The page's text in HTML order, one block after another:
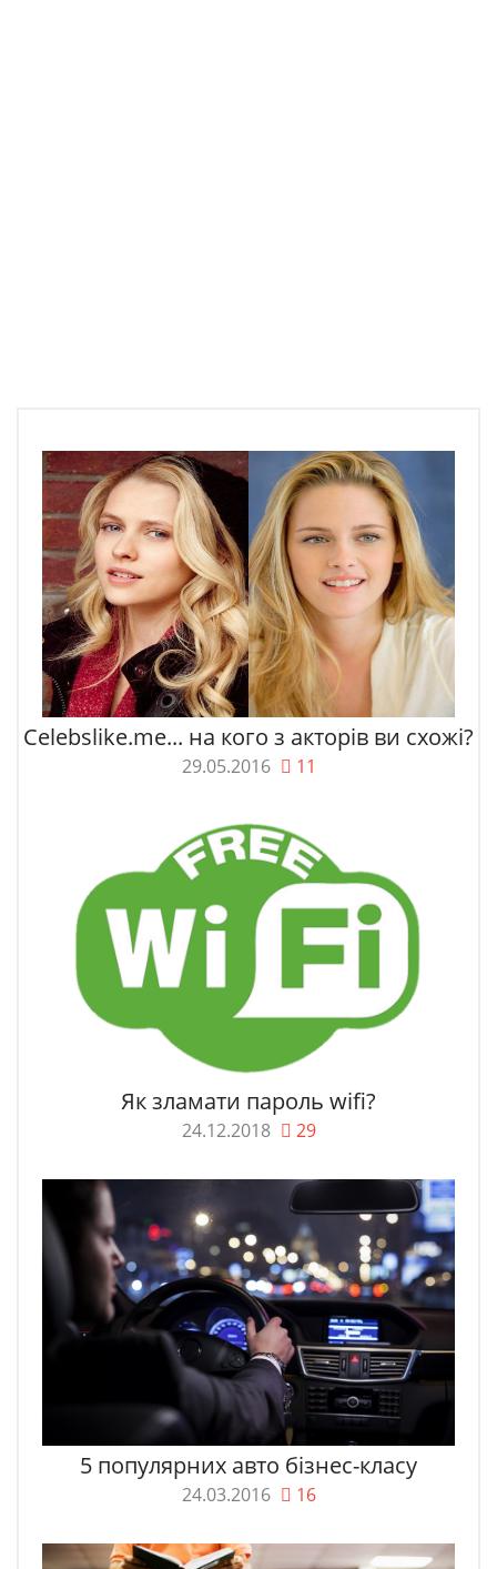
Celebslike.me... на кого з акторів ви схожі?
29.05.2016 11
Як зламати пароль wifi?
24.12.2018 29
5 популярних авто бізнес-класу
24.03.2016 16